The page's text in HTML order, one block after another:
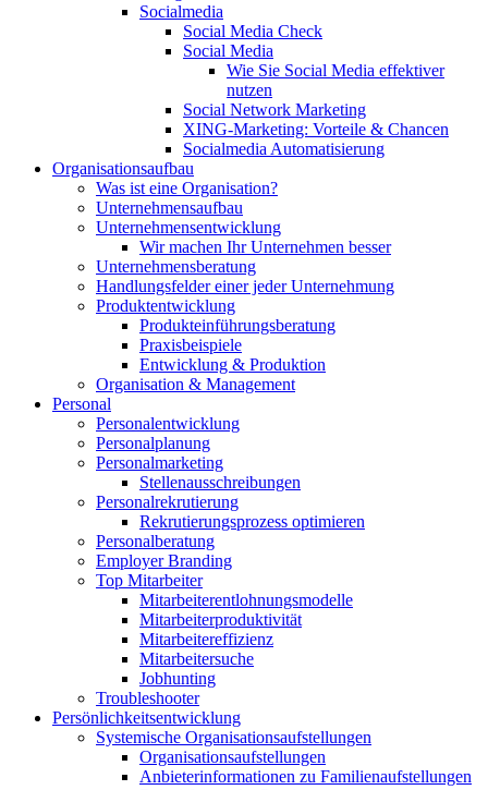
Socialmedia
Social Media Check
Social Media
Wie Sie Social Media effektiver
nutzen
Social Network Marketing
XING-Marketing: Vorteile & Chancen
Socialmedia Automatisierung
Organisationsaufbau
Was ist eine Organisation?
Unternehmensaufbau
Unternehmensentwicklung
Wir machen Ihr Unternehmen besser
Unternehmensberatung
Handlungsfelder einer jeder Unternehmung
Produktentwicklung
Produkteinführungsberatung
Praxisbeispiele
Entwicklung & Produktion
Organisation & Management
Personal
Personalentwicklung
Personalplanung
Personalmarketing
Stellenausschreibungen
Personalrekrutierung
Rekrutierungsprozess optimieren
Personalberatung
Employer Branding
Top Mitarbeiter
Mitarbeiterentlohnungsmodelle
Mitarbeiterproduktivität
Mitarbeitereffizienz
Mitarbeitersuche
Jobhunting
Troubleshooter
Persönlichkeitsentwicklung
Systemische Organisationsaufstellungen
Organisationsaufstellungen
Anbieterinformationen zu Familienaufstellungen